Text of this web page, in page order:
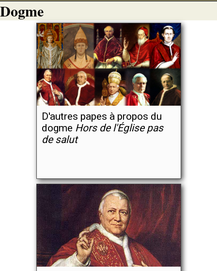
Dogme
D'autres papes à propos du
dogme Hors de l'Église pas
de salut